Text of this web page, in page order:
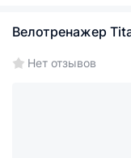
Велотренажер
Нет отзывов